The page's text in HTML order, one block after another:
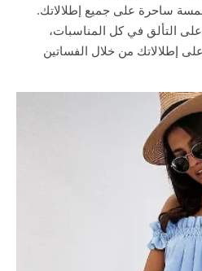
ساحرة على جميع إطلالاتك.
على التألق في كل المناسبات،
إطلالاتك من خلال الفساتين